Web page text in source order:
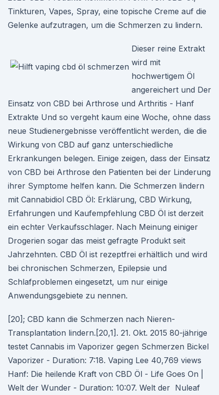
Tinkturen, Vapes, Spray, eine topische Creme auf die
Gelenke aufzutragen, um die Schmerzen zu lindern.
Dieser reine Extrakt
wird mit
hochwertigem Öl
angereichert und Der
Einsatz von CBD bei Arthrose und Arthritis - Hanf
Extrakte Und so vergeht kaum eine Woche, ohne dass
neue Studienergebnisse veröffentlicht werden, die die
Wirkung von CBD auf ganz unterschiedliche
Erkrankungen belegen. Einige zeigen, dass der Einsatz
von CBD bei Arthrose den Patienten bei der Linderung
ihrer Symptome helfen kann. Die Schmerzen lindern
mit Cannabidiol CBD Öl: Erklärung, CBD Wirkung,
Erfahrungen und Kaufempfehlung CBD Öl ist derzeit
ein echter Verkaufsschlager. Nach Meinung einiger
Drogerien sogar das meist gefragte Produkt seit
Jahrzehnten. CBD Öl ist rezeptfrei erhältlich und wird
bei chronischen Schmerzen, Epilepsie und
Schlafproblemen eingesetzt, um nur einige
Anwendungsgebiete zu nennen.
[20]; CBD kann die Schmerzen nach Nieren-
Transplantation lindern.[20,1]. 21. Okt. 2015 80-jährige
testet Cannabis im Vaporizer gegen Schmerzen Bickel
Vaporizer - Duration: 7:18. Vaping Lee 40,769 views
Hanf: Die heilende Kraft von CBD Öl - Life Goes On |
Welt der Wunder - Duration: 10:07. Welt der Nuleaf